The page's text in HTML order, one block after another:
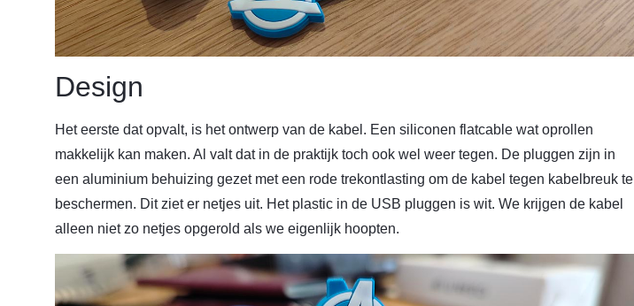
Design
Het eerste dat opvalt, is het ontwerp van de kabel. Een siliconen flatcable wat oprollen
makkelijk kan maken. Al valt dat in de praktijk toch ook wel weer tegen. De pluggen zijn in
een aluminium behuizing gezet met een rode trekontlasting om de kabel tegen kabelbreuk te
beschermen. Dit ziet er netjes uit. Het plastic in de USB pluggen is wit. We krijgen de kabel
alleen niet zo netjes opgerold als we eigenlijk hoopten.